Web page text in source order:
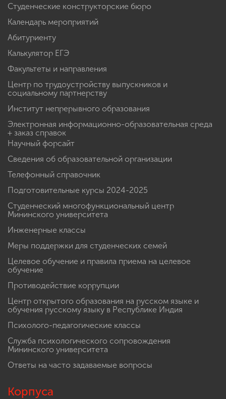
Студенческие конструкторские бюро
Календарь мероприятий
Абитуриенту
Калькулятор ЕГЭ
Факультеты и направления
Центр по трудоустройству выпускников и
социальному партнерству
Институт непрерывного образования
Электронная информационно-образовательная среда
+ заказ справок
Научный форсайт
Сведения об образовательной организации
Телефонный справочник
Подготовительные курсы 2024-2025
Студенческий многофункциональный центр
Мининского университета
Инженерные классы
Меры поддержки для студенческих семей
Целевое обучение и правила приема на целевое
обучение
Противодействие коррупции
Центр открытого образования на русском языке и
обучения русскому языку в Республике Индия
Психолого-педагогические классы
Служба психологического сопровождения
Мининского университета
Ответы на часто задаваемые вопросы
Корпуса